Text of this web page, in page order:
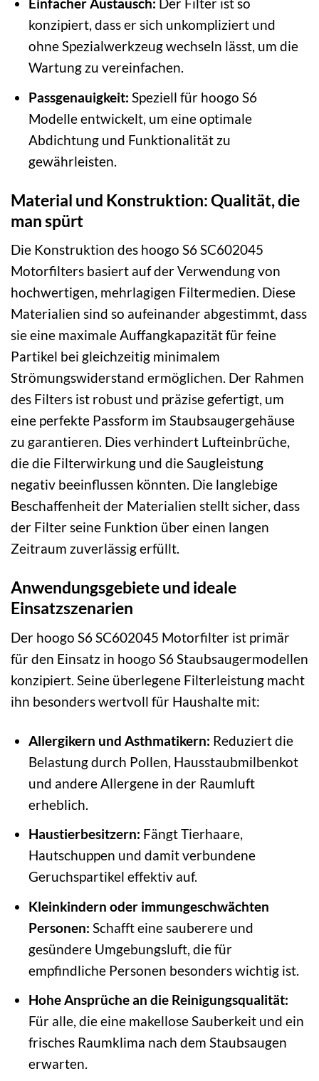
Einfacher Austausch: Der Filter ist so
konzipiert, dass er sich unkompliziert und
ohne Spezialwerkzeug wechseln lässt, um die
Wartung zu vereinfachen.
Passgenauigkeit: Speziell für hoogo S6
Modelle entwickelt, um eine optimale
Abdichtung und Funktionalität zu
gewährleisten.
Material und Konstruktion: Qualität, die
man spürt
Die Konstruktion des hoogo S6 SC602045
Motorfilters basiert auf der Verwendung von
hochwertigen, mehrlagigen Filtermedien. Diese
Materialien sind so aufeinander abgestimmt, dass
sie eine maximale Auffangkapazität für feine
Partikel bei gleichzeitig minimalem
Strömungswiderstand ermöglichen. Der Rahmen
des Filters ist robust und präzise gefertigt, um
eine perfekte Passform im Staubsaugergehäuse
zu garantieren. Dies verhindert Lufteinbrüche,
die die Filterwirkung und die Saugleistung
negativ beeinflussen könnten. Die langlebige
Beschaffenheit der Materialien stellt sicher, dass
der Filter seine Funktion über einen langen
Zeitraum zuverlässig erfüllt.
Anwendungsgebiete und ideale
Einsatzszenarien
Der hoogo S6 SC602045 Motorfilter ist primär
für den Einsatz in hoogo S6 Staubsaugermodellen
konzipiert. Seine überlegene Filterleistung macht
ihn besonders wertvoll für Haushalte mit:
Allergikern und Asthmatikern: Reduziert die
Belastung durch Pollen, Hausstaubmilbenkot
und andere Allergene in der Raumluft
erheblich.
Haustierbesitzern: Fängt Tierhaare,
Hautschuppen und damit verbundene
Geruchspartikel effektiv auf.
Kleinkindern oder immungeschwächten
Personen: Schafft eine sauberere und
gesündere Umgebungsluft, die für
empfindliche Personen besonders wichtig ist.
Hohe Ansprüche an die Reinigungsqualität:
Für alle, die eine makellose Sauberkeit und ein
frisches Raumklima nach dem Staubsaugen
erwarten.